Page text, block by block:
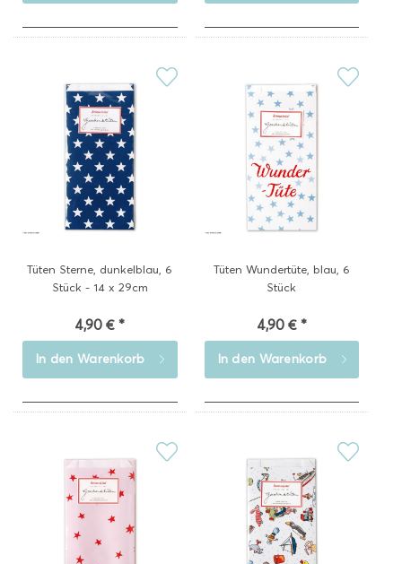
Tüten Sterne, dunkelblau, 6
Stück - 14 x 29cm
4,90 € *
In den Warenkorb
Tüten Wundertüte, blau, 6
Stück
4,90 € *
In den Warenkorb